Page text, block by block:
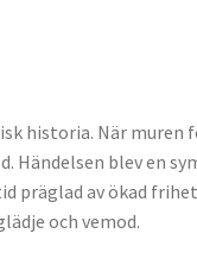
historia. När muren
Händelsen blev en
präglad av ökad
och vemod.